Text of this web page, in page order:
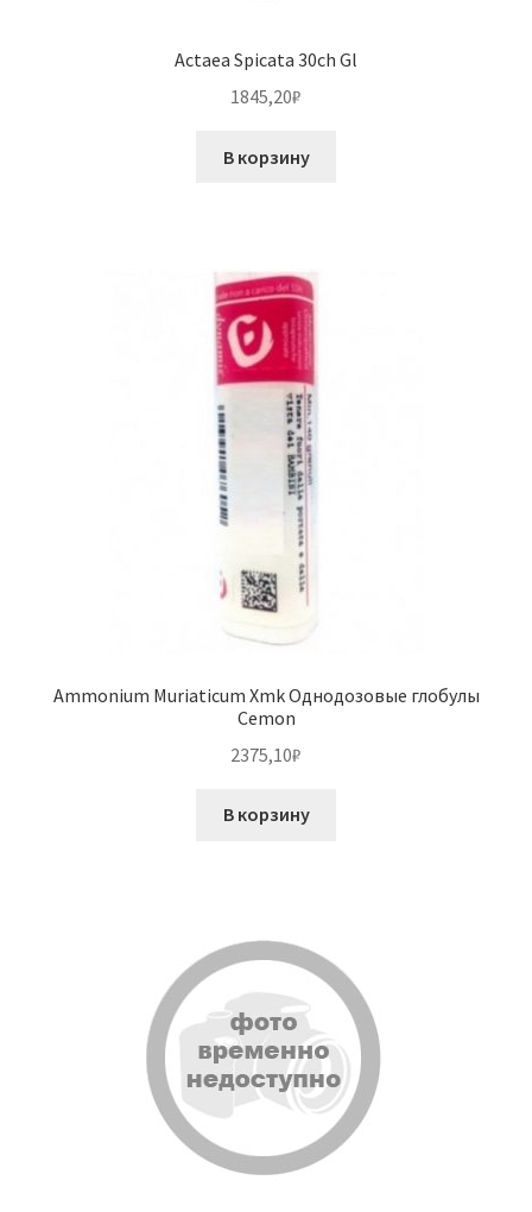
Actaea Spicata 30ch Gl
1845,20₽
В корзину
Ammonium Muriaticum Xmk Однодозовые глобулы
Cemon
2375,10₽
В корзину